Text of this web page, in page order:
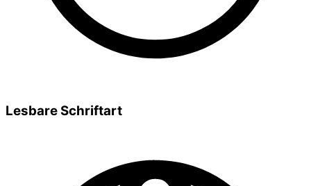
Lesbare Schriftart